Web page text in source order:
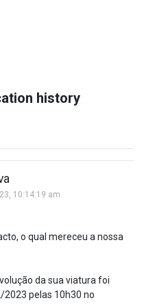
history
10:14:19 am
o qual mereceu a nossa
da sua viatura foi
pelas 10h30 no